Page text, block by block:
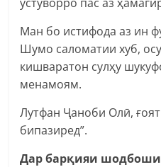
Ман бо истифода аз ин
Шумо саломатии хуб,
кишваратон сулҳу
менамоям.
Лутфан Ҷаноби Олӣ,
бипазиред”.
Дар барқияи